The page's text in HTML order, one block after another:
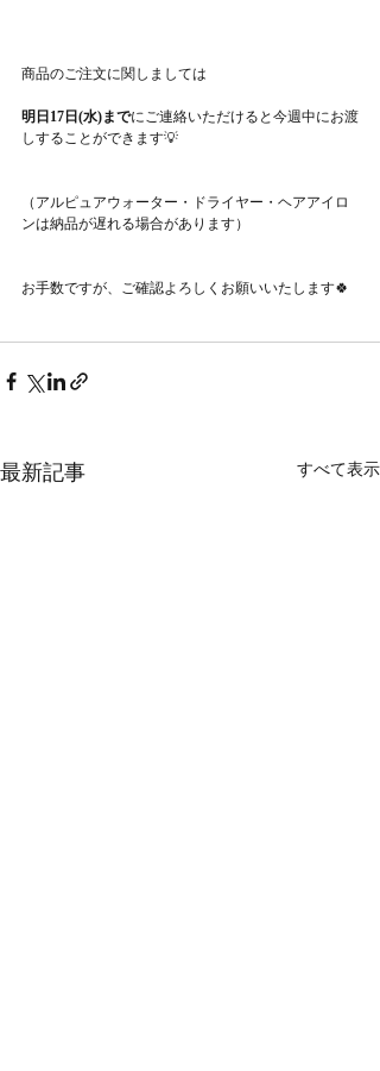
商品のご注文に関しましては
明日17日(水)までにご連絡いただけると今週中にお渡
しすることができます💡
（アルピュアウォーター・ドライヤー・ヘアアイロ
ンは納品が遅れる場合があります）
お手数ですが、ご確認よろしくお願いいたします🍀
最新記事 すべて表示